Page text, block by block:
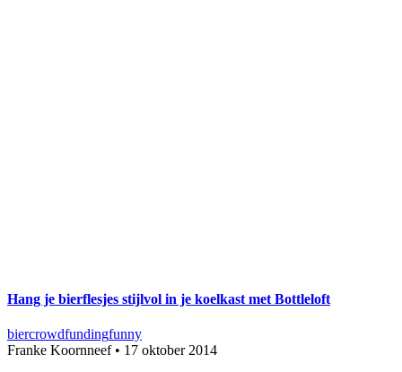
Hang je bierflesjes stijlvol in je koelkast met Bottleloft
biercrowdfundingfunny
Franke Koornneef• 17 oktober 2014